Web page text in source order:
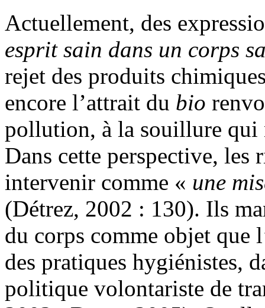
Actuellement, des
esprit sain dans un corps
rejet des produits
encore l’attrait du bio
pollution, à la souillure qui
Dans cette perspective, les
intervenir comme « une
(Détrez, 2002 : 130). Ils
du corps comme objet que
des pratiques hygiénistes,
politique volontariste de